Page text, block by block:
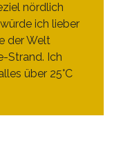
nördlich
ich lieber
der Welt
Strand. Ich
über 25°C